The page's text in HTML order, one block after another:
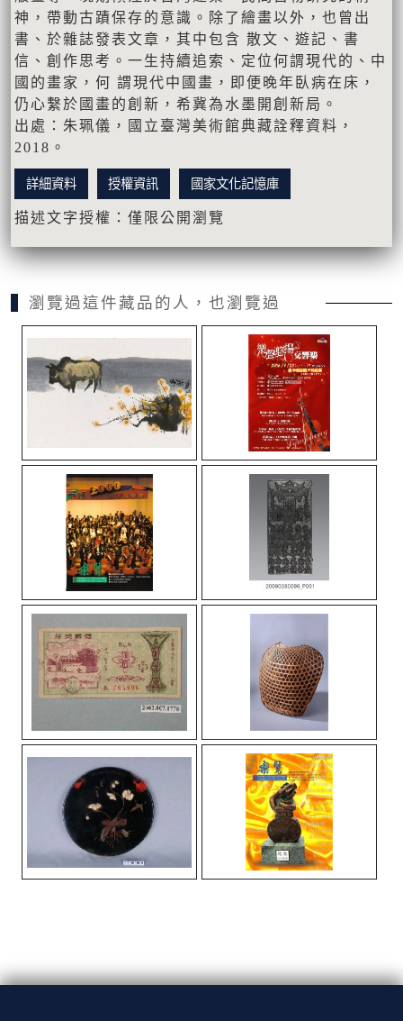
神，帶動古蹟保存的意識。除了繪畫以外，也曾出
書、於雜誌發表⽂章，其中包含 散⽂、遊記、書
信、創作思考。⼀⽣持續追索、定位何謂現代的、中
國的畫家，何 謂現代中國畫，即便晚年臥病在床，
仍⼼繫於國畫的創新，希冀為⽔墨開創新局。
出處：朱珮儀，國立臺灣美術館典藏詮釋資料，
2018。
詳細資料 授權資訊 國家文化記憶庫
描述文字授權：僅限公開瀏覽
瀏覽過這件藏品的人，也瀏覽過